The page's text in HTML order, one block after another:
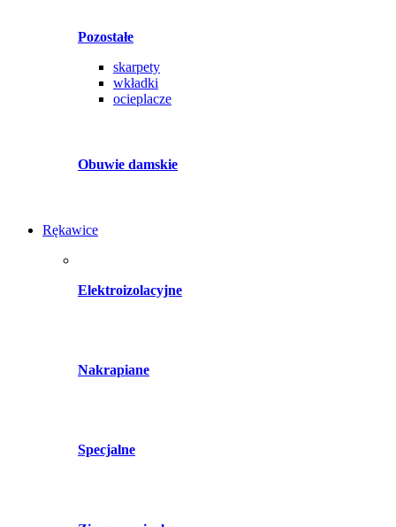
Pozostałe
skarpety
wkładki
ocieplacze
Obuwie damskie
Rękawice
Elektroizolacyjne
Nakrapiane
Specjalne